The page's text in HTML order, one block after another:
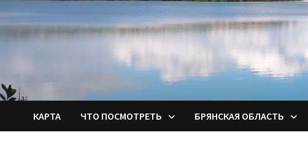
КАРТА ЧТО ПОСМОТРЕТЬ БРЯНСКАЯ ОБЛАСТЬ